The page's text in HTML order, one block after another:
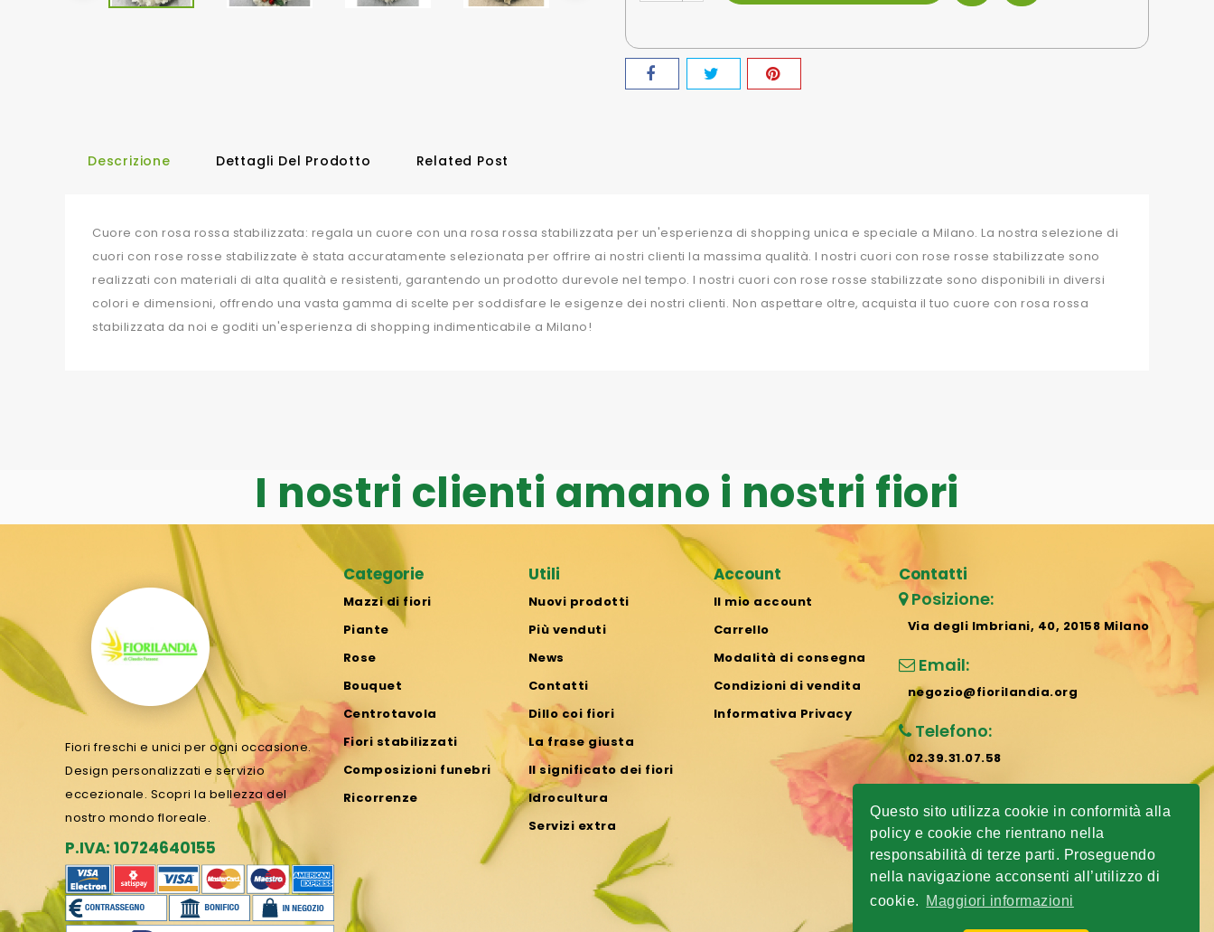
Questo sito utilizza cookie in conformità alla
policy e cookie che rientrano nella
responsabilità di terze parti. Proseguendo
nella navigazione acconsenti all’utilizzo di
cookie.
Maggiori informazioni
Descrizione Dettagli Del Prodotto Related Post
Cuore con rosa rossa stabilizzata: regala un cuore con una rosa rossa stabilizzata per un'esperienza di shopping unica e speciale a Milano. La nostra selezione di
cuori con rose rosse stabilizzate è stata accuratamente selezionata per offrire ai nostri clienti la massima qualità. I nostri cuori con rose rosse stabilizzate sono
realizzati con materiali di alta qualità e resistenti, garantendo un prodotto durevole nel tempo. I nostri cuori con rose rosse stabilizzate sono disponibili in diversi
colori e dimensioni, offrendo una vasta gamma di scelte per soddisfare le esigenze dei nostri clienti. Non aspettare oltre, acquista il tuo cuore con rosa rossa
stabilizzata da noi e goditi un'esperienza di shopping indimenticabile a Milano!
I nostri clienti amano i nostri fiori
Fiori freschi e unici per ogni occasione.
Design personalizzati e servizio
eccezionale. Scopri la bellezza del
nostro mondo floreale.
P.IVA: 10724640155
Categorie
Mazzi di fiori
Piante
Rose
Bouquet
Centrotavola
Fiori stabilizzati
Composizioni funebri
Ricorrenze
Utili
Nuovi prodotti
Più venduti
News
Contatti
Dillo coi fiori
La frase giusta
Il significato dei fiori
Idrocultura
Servizi extra
Account
Il mio account
Carrello
Modalità di consegna
Condizioni di vendita
Informativa Privacy
Contatti
Posizione:
Via degli Imbriani, 40, 20158 Milano
Email:
negozio@fiorilandia.org
Telefono:
02.39.31.07.58
338.807.73.07
Whatsapp:
338.807.73.07